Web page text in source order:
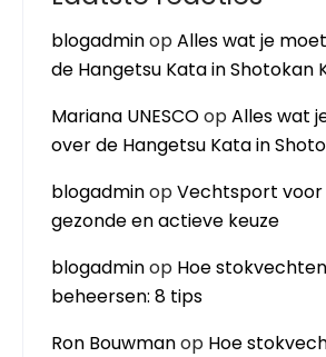
blogadminopAlles wat je
de Hangetsu Kata in Shotokan
Mariana UNESCOopAlles wat
over de Hangetsu Kata in
blogadminopVechtsport voor
gezonde en actieve keuze
blogadminop Hoe
beheersen: 8 tips
Ron Bouwmanop Hoe